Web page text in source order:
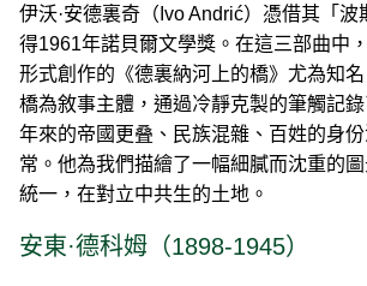
伊沃·安德裏奇（Ivo Andrić）憑借其「波
得1961年諾貝爾文學獎。在這三部曲中
形式創作的《德裏納河上的橋》尤為知
橋為敘事主體，通過冷靜克製的筆觸記
年來的帝國更叠、民族混雜、百姓的身
常。他為我們描繪了一幅細膩而沈重的
統一，在對立中共生的土地。
安東·德科姆（1898-1945）